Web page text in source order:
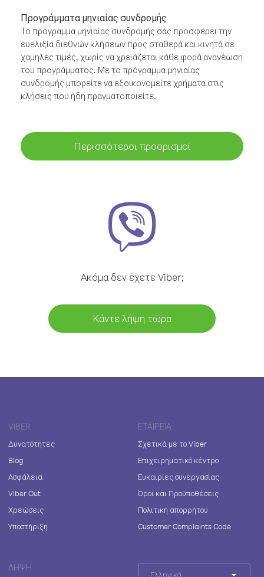
Προγράμματα μηνιαίας συνδρομής
Το πρόγραμμα μηνιαίας συνδρομής σάς προσφέρει την
ευελιξία διεθνών κλήσεων προς σταθερά και κινητά σε
χαμηλές τιμές, χωρίς να χρειάζεται κάθε φορά ανανέωση
του προγράμματος. Με το πρόγραμμα μηνιαίας
συνδρομής μπορείτε να εξοικονομείτε χρήματα στις
κλήσεις που ήδη πραγματοποιείτε.
Περισσότεροι προορισμοί
Ακόμα δεν έχετε Viber;
Κάντε λήψη τώρα
VIBER
Δυνατότητες
Blog
Ασφάλεια
Viber Out
Χρεώσεις
Υποστήριξη
ΕΤΑΙΡΕΊΑ
Σχετικά με το Viber
Επιχειρηματικό κέντρο
Ευκαιρίες συνεργασίας
Όροι και Προϋποθέσεις
Πολιτική απορρήτου
Customer Complaints Code
ΛΉΨΗ
Ελληνικά